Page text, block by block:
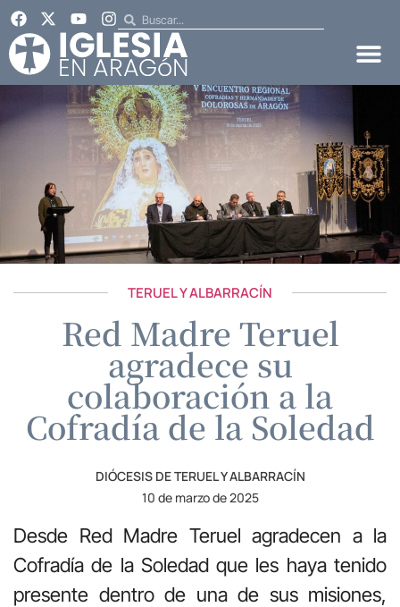
TERUEL Y ALBARRACÍN
Red Madre Teruel
agradece su
colaboración a la
Cofradía de la Soledad
DIÓCESIS DE TERUEL Y ALBARRACÍN
10 de marzo de 2025
Desde Red Madre Teruel agradecen a la
Cofradía de la Soledad que les haya tenido
presente dentro de una de sus misiones,